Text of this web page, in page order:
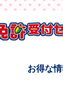
お得な